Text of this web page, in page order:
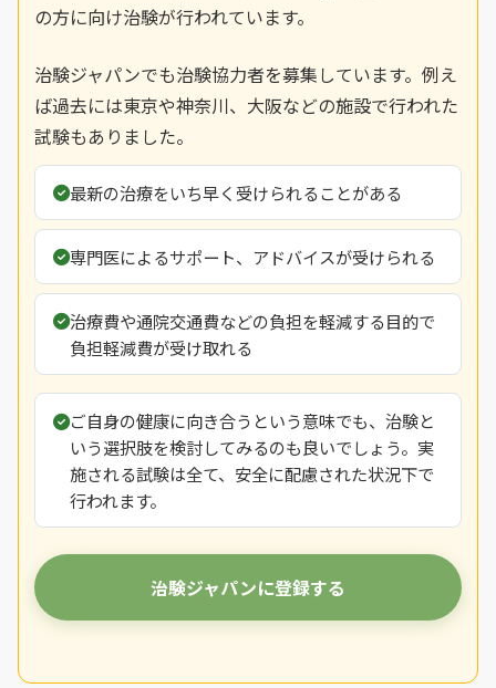
の方に向け治験が行われています。
治験ジャパンでも治験協力者を募集しています。例え
ば過去には東京や神奈川、大阪などの施設で行われた
試験もありました。
最新の治療をいち早く受けられることがある
専門医によるサポート、アドバイスが受けられる
治療費や通院交通費などの負担を軽減する目的で
負担軽減費が受け取れる
ご自身の健康に向き合うという意味でも、治験と
いう選択肢を検討してみるのも良いでしょう。実
施される試験は全て、安全に配慮された状況下で
行われます。
治験ジャパンに登録する